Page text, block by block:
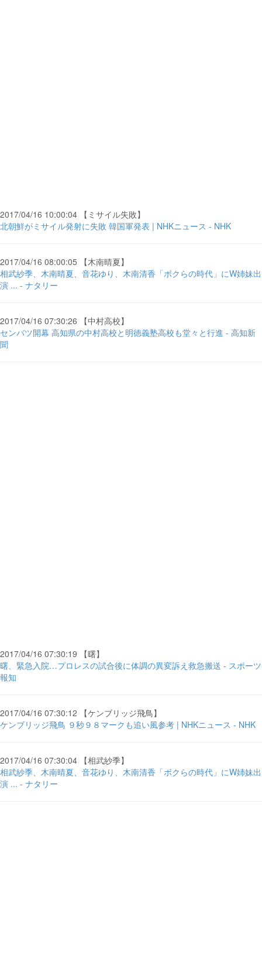
2017/04/16 10:00:04 【ミサイル失敗】
北朝鮮がミサイル発射に失敗 韓国軍発表 | NHKニュース - NHK
2017/04/16 08:00:05 【木南晴夏】
相武紗季、木南晴夏、音花ゆり、木南清香「ボクらの時代」にW姉妹出
演 ... - ナタリー
2017/04/16 07:30:26 【中村高校】
センバツ開幕 高知県の中村高校と明徳義塾高校も堂々と行進 - 高知新
聞
2017/04/16 07:30:19 【曙】
曙、緊急入院…プロレスの試合後に体調の異変訴え救急搬送 - スポーツ
報知
2017/04/16 07:30:12 【ケンブリッジ飛鳥】
ケンブリッジ飛鳥 ９秒９８マークも追い風参考 | NHKニュース - NHK
2017/04/16 07:30:04 【相武紗季】
相武紗季、木南晴夏、音花ゆり、木南清香「ボクらの時代」にW姉妹出
演 ... - ナタリー